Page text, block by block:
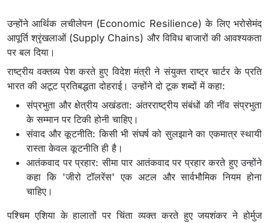
उन्होंने आर्थिक लचीलेपन (Economic Resilience) के लिए भरोसेमंद
आपूर्ति श्रृंखलाओं (Supply Chains) और विविध बाजारों की आवश्यकता
पर बल दिया।
राष्ट्रीय वक्तव्य पेश करते हुए विदेश मंत्री ने संयुक्त राष्ट्र चार्टर के प्रति
भारत की अटूट प्रतिबद्धता दोहराई। उन्होंने दो टूक शब्दों में कहा:
संप्रभुता और क्षेत्रीय अखंडता: अंतरराष्ट्रीय संबंधों की नींव संप्रभुता
के सम्मान पर टिकी होनी चाहिए।
संवाद और कूटनीति: किसी भी संघर्ष को सुलझाने का एकमात्र स्थायी
रास्ता केवल कूटनीति ही है।
आतंकवाद पर प्रहार: सीमा पार आतंकवाद पर प्रहार करते हुए उन्होंने
कहा कि 'जीरो टॉलरेंस' एक अटल और सार्वभौमिक नियम होना
चाहिए।
पश्चिम एशिया के हालातों पर चिंता व्यक्त करते हुए जयशंकर ने होर्मुज